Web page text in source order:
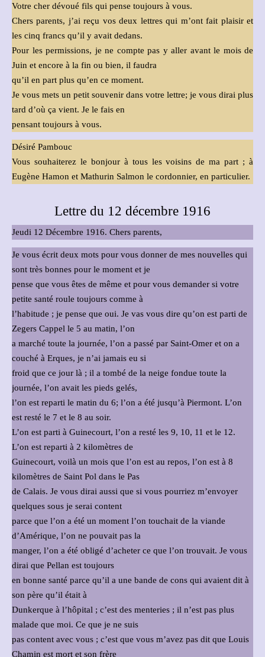
Votre cher dévoué fils qui pense toujours à vous.
Chers parents, j’ai reçu vos deux lettres qui m’ont fait plaisir et
les cinq francs qu’il y avait dedans.
Pour les permissions, je ne compte pas y aller avant le mois de
Juin et encore à la fin ou bien, il faudra
qu’il en part plus qu’en ce moment.
Je vous mets un petit souvenir dans votre lettre; je vous dirai plus
tard d’où ça vient. Je le fais en
pensant toujours à vous.
Désiré Pambouc
Vous souhaiterez le bonjour à tous les voisins de ma part ; à
Eugène Hamon et Mathurin Salmon le cordonnier, en particulier.
Lettre du 12 décembre 1916
Jeudi 12 Décembre 1916. Chers parents,
Je vous écrit deux mots pour vous donner de mes nouvelles qui
sont très bonnes pour le moment et je
pense que vous êtes de même et pour vous demander si votre
petite santé roule toujours comme à
l’habitude ; je pense que oui. Je vas vous dire qu’on est parti de
Zegers Cappel le 5 au matin, l’on
a marché toute la journée, l’on a passé par Saint-Omer et on a
couché à Erques, je n’ai jamais eu si
froid que ce jour là ; il a tombé de la neige fondue toute la
journée, l’on avait les pieds gelés,
l’on est reparti le matin du 6; l’on a été jusqu’à Piermont. L’on
est resté le 7 et le 8 au soir.
L’on est parti à Guinecourt, l’on a resté les 9, 10, 11 et le 12.
L’on est reparti à 2 kilomètres de
Guinecourt, voilà un mois que l’on est au repos, l’on est à 8
kilomètres de Saint Pol dans le Pas
de Calais. Je vous dirai aussi que si vous pourriez m’envoyer
quelques sous je serai content
parce que l’on a été un moment l’on touchait de la viande
d’Amérique, l’on ne pouvait pas la
manger, l’on a été obligé d’acheter ce que l’on trouvait. Je vous
dirai que Pellan est toujours
en bonne santé parce qu’il a une bande de cons qui avaient dit à
son père qu’il était à
Dunkerque à l’hôpital ; c’est des menteries ; il n’est pas plus
malade que moi. Ce que je ne suis
pas content avec vous ; c’est que vous m’avez pas dit que Louis
Chamin est mort et son frère